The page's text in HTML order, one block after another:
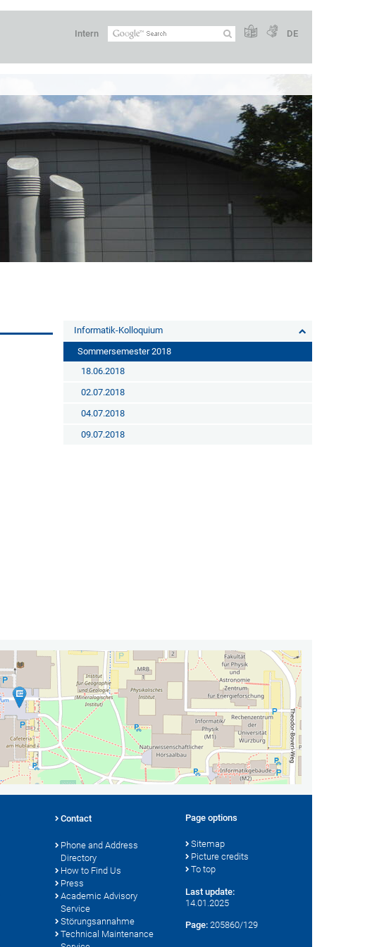
Intern DE
Informatik-Kolloquium
Sommersemester 2018
18.06.2018
02.07.2018
04.07.2018
09.07.2018
Contact
Phone and Address
Directory
How to Find Us
Press
Academic Advisory
Service
Störungsannahme
Technical Maintenance
Page options
Sitemap
Picture credits
To top
Last update:
14.01.2025
Page: 205860/129